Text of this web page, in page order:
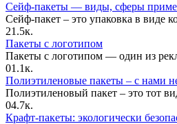
Сейф-пакеты — виды, сферы
Сейф-пакет – это упаковка в виде
21.5к.
Пакеты с логотипом
Пакеты с логотипом — один из
01.1к.
Полиэтиленовые пакеты – с нами
Полиэтиленовый пакет – это тот
04.7к.
Крафт-пакеты: экологически